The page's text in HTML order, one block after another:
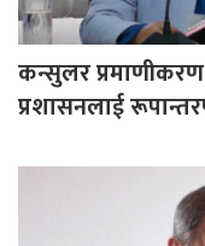
कन्सुलर
प्रशासनलाई